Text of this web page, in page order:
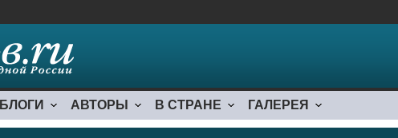
БЛОГИ АВТОРЫ В СТРАНЕ ГАЛЕРЕЯ